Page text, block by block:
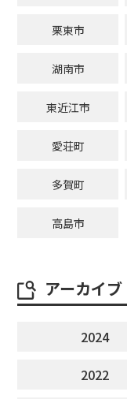
栗東市
湖南市
東近江市
愛荘町
多賀町
高島市
アーカイブ
2024
2022